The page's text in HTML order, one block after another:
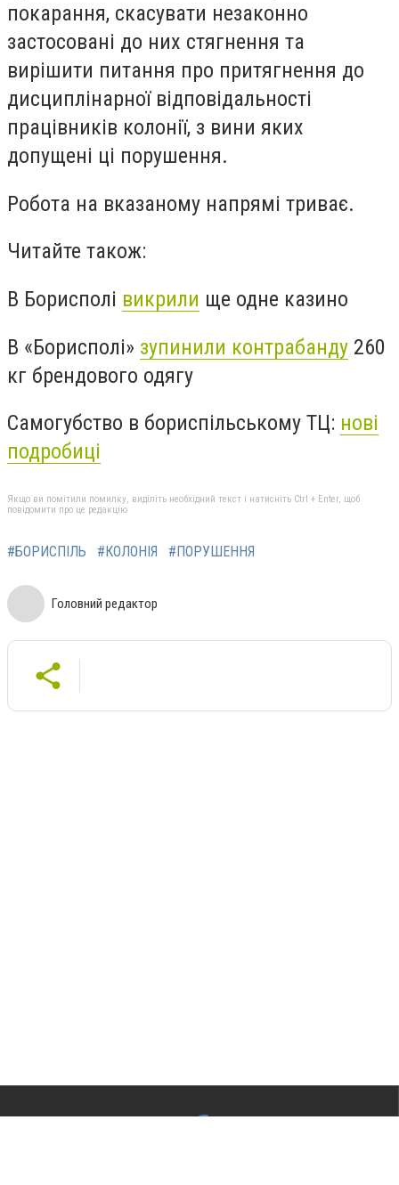
покарання, скасувати незаконно
застосовані до них стягнення та
вирішити питання про притягнення до
дисциплінарної відповідальності
працівників колонії, з вини яких
допущені ці порушення.
Робота на вказаному напрямі триває.
Читайте також:
В Борисполі викрили ще одне казино
В «Борисполі» зупинили контрабанду 260
кг брендового одягу
Самогубство в бориспільському ТЦ: нові
подробиці
Якщо ви помітили помилку, виділіть необхідний текст і натисніть Ctrl + Enter, щоб
повідомити про це редакцію
#БОРИСПІЛЬ #КОЛОНІЯ #ПОРУШЕННЯ
Головний редактор